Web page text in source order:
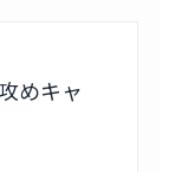
めキャ